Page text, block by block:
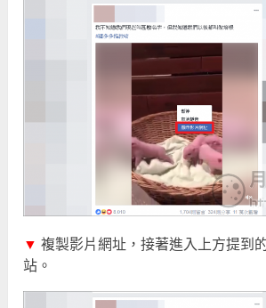
▼ 複製影片網址，接著進入上方提到
站。